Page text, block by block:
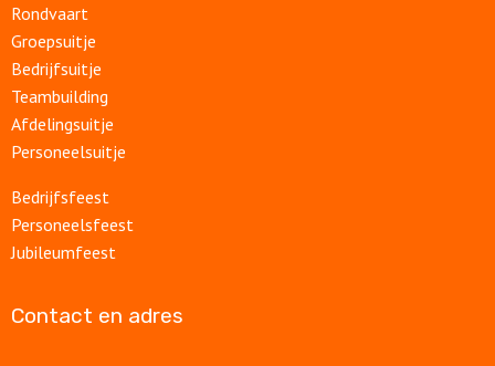
Rondvaart
Groepsuitje
Bedrijfsuitje
Teambuilding
Afdelingsuitje
Personeelsuitje
Bedrijfsfeest
Personeelsfeest
Jubileumfeest
Contact en adres